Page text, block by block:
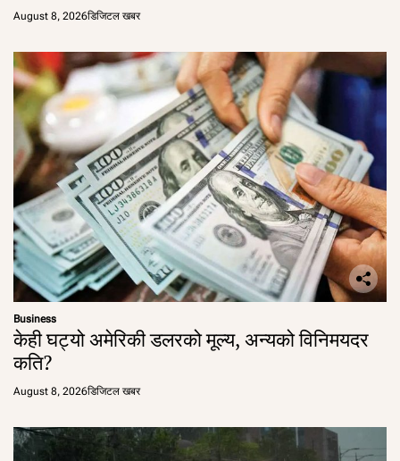
August 8, 2026डिजिटल खबर
Business
केही घट्यो अमेरिकी डलरको मूल्य, अन्यको विनिमयदर
कति?
August 8, 2026डिजिटल खबर